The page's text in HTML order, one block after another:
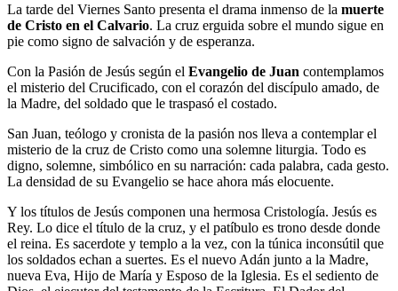
La tarde del Viernes Santo presenta el drama inmenso de la muerte
de Cristo en el Calvario. La cruz erguida sobre el mundo sigue en
pie como signo de salvación y de esperanza.
Con la Pasión de Jesús según el Evangelio de Juan contemplamos
el misterio del Crucificado, con el corazón del discípulo amado, de
la Madre, del soldado que le traspasó el costado.
San Juan, teólogo y cronista de la pasión nos lleva a contemplar el
misterio de la cruz de Cristo como una solemne liturgia. Todo es
digno, solemne, simbólico en su narración: cada palabra, cada gesto.
La densidad de su Evangelio se hace ahora más elocuente.
Y los títulos de Jesús componen una hermosa Cristología. Jesús es
Rey. Lo dice el título de la cruz, y el patíbulo es trono desde donde
el reina. Es sacerdote y templo a la vez, con la túnica inconsútil que
los soldados echan a suertes. Es el nuevo Adán junto a la Madre,
nueva Eva, Hijo de María y Esposo de la Iglesia. Es el sediento de